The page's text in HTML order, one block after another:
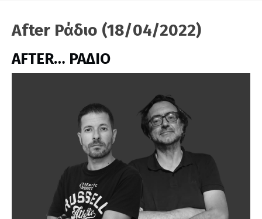
After Ράδιο (18/04/2022)
AFTER… ΡΑΔΙΟ